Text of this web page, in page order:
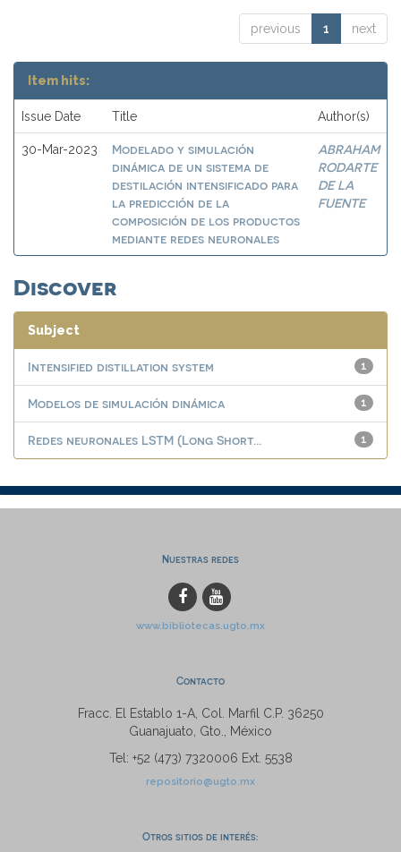
previous 1 next
Item hits:
Issue Date Title Author(s)
30-Mar-2023
Modelado y simulación
dinámica de un sistema de
destilación intensificado para
la predicción de la
composición de los productos
mediante redes neuronales
ABRAHAM
RODARTE
DE LA
FUENTE
Discover
Subject
1
Intensified distillation system
1
Modelos de simulación dinámica
1
Redes neuronales LSTM (Long Short...
Nuestras redes
www.bibliotecas.ugto.mx
Contacto
Fracc. El Establo 1-A, Col. Marfil C.P. 36250
Guanajuato, Gto., México
Tel: +52 (473) 7320006 Ext. 5538
repositorio@ugto.mx
Otros sitios de interés: